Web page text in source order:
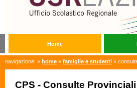
Home
navigazione: » home » famiglie e studenti »
CPS - Consulte